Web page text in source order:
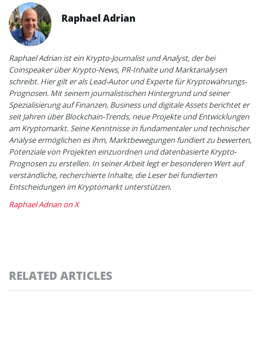
Raphael Adrian
Raphael Adrian ist ein Krypto-Journalist und Analyst, der bei
Coinspeaker über Krypto-News, PR-Inhalte und Marktanalysen
schreibt. Hier gilt er als Lead-Autor und Experte für Kryptowährungs-
Prognosen. Mit seinem journalistischen Hintergrund und seiner
Spezialisierung auf Finanzen, Business und digitale Assets berichtet er
seit Jahren über Blockchain-Trends, neue Projekte und Entwicklungen
am Kryptomarkt. Seine Kenntnisse in fundamentaler und technischer
Analyse ermöglichen es ihm, Marktbewegungen fundiert zu bewerten,
Potenziale von Projekten einzuordnen und datenbasierte Krypto-
Prognosen zu erstellen. In seiner Arbeit legt er besonderen Wert auf
verständliche, recherchierte Inhalte, die Leser bei fundierten
Entscheidungen im Kryptomarkt unterstützen.
Raphael Adrian on X
RELATED ARTICLES